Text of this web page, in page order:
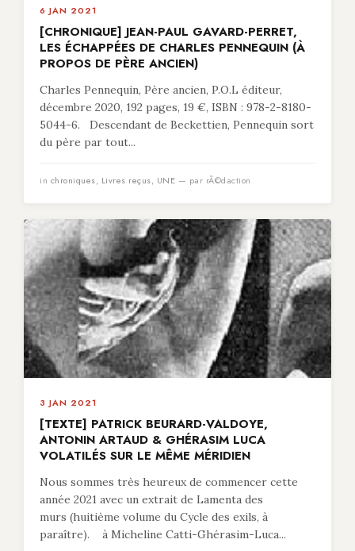
6 JAN 2021
[CHRONIQUE] JEAN-PAUL GAVARD-PERRET,
LES ÉCHAPPÉES DE CHARLES PENNEQUIN (À
PROPOS DE PÈRE ANCIEN)
Charles Pennequin, Père ancien, P.O.L éditeur,
décembre 2020, 192 pages, 19 €, ISBN : 978-2-8180-
5044-6. Descendant de Beckettien, Pennequin sort
du père par tout...
in chroniques, Livres reçus, UNE — par rÃ©daction
3 JAN 2021
[TEXTE] PATRICK BEURARD-VALDOYE,
ANTONIN ARTAUD & GHÉRASIM LUCA
VOLATILÉS SUR LE MÊME MÉRIDIEN
Nous sommes très heureux de commencer cette
année 2021 avec un extrait de Lamenta des
murs (huitième volume du Cycle des exils, à
paraître). à Micheline Catti-Ghérasim-Luca...